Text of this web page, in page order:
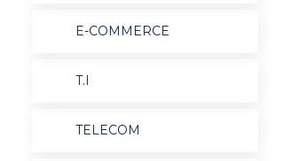
E-COMMERCE
T.I
TELECOM